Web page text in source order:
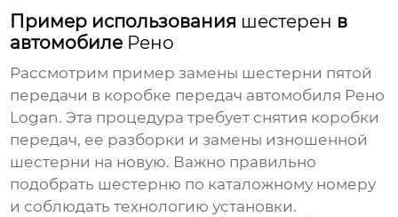
Пример использования шестерен в
автомобиле Рено
Рассмотрим пример замены шестерни пятой
передачи в коробке передач автомобиля Рено
Logan. Эта процедура требует снятия коробки
передач, ее разборки и замены изношенной
шестерни на новую. Важно правильно
подобрать шестерню по каталожному номеру
и соблюдать технологию установки.